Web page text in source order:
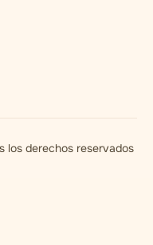
los derechos reservados